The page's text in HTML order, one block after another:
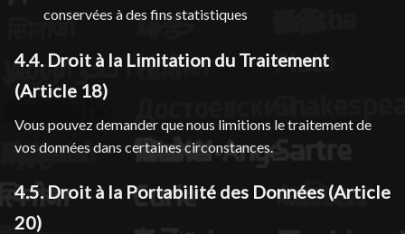
conservées à des fins statistiques
4.4. Droit à la Limitation du Traitement
(Article 18)
Vous pouvez demander que nous limitions le traitement de
vos données dans certaines circonstances.
4.5. Droit à la Portabilité des Données (Article
20)